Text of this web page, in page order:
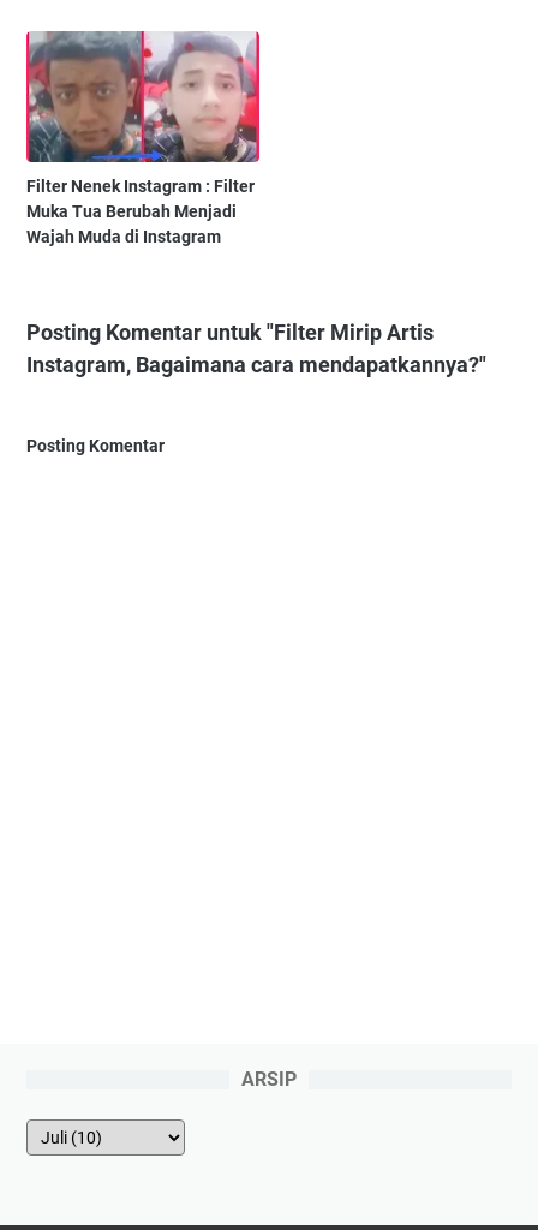
Filter Nenek Instagram : Filter
Muka Tua Berubah Menjadi
Wajah Muda di Instagram
Posting Komentar untuk "Filter Mirip Artis
Instagram, Bagaimana cara mendapatkannya?"
Posting Komentar
ARSIP